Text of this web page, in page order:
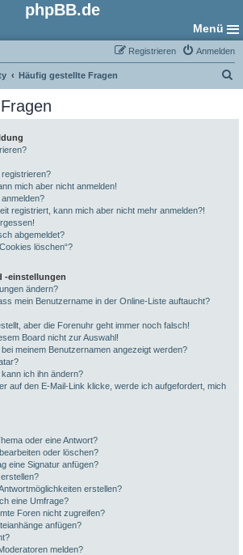
phpBB.de
Menü
Anmelden
Registrieren
Häufig gestellte Fragen
mich aber nicht anmelden!
registriert, kann mich aber nicht mehr anmelden?!
abgemeldet?
löschen“?
-einstellungen
ändern?
mein Benutzername in der Online-Liste auftaucht?
aber die Forenuhr geht immer noch falsch!
Board nicht zur Auswahl!
meinem Benutzernamen angezeigt werden?
ich ihn ändern?
auf den E-Mail-Link klicke, werde ich aufgefordert, mich
oder eine Antwort?
oder löschen?
eine Signatur anfügen?
erstellen?
eine Umfrage?
Foren nicht zugreifen?
anfügen?
melden?